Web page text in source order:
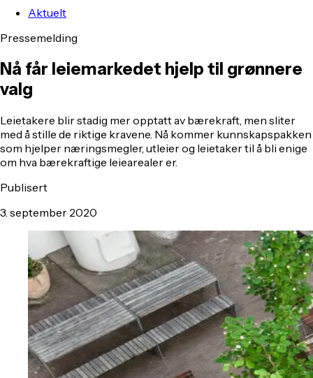
Aktuelt
Pressemelding
Nå får leiemarkedet hjelp til grønnere
valg
Leietakere blir stadig mer opptatt av bærekraft, men sliter
med å stille de riktige kravene. Nå kommer kunnskapspakken
som hjelper næringsmegler, utleier og leietaker til å bli enige
om hva bærekraftige leiearealer er.
Publisert
3. september 2020